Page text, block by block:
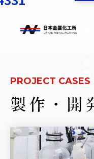
PROJECT CASES
製作・開